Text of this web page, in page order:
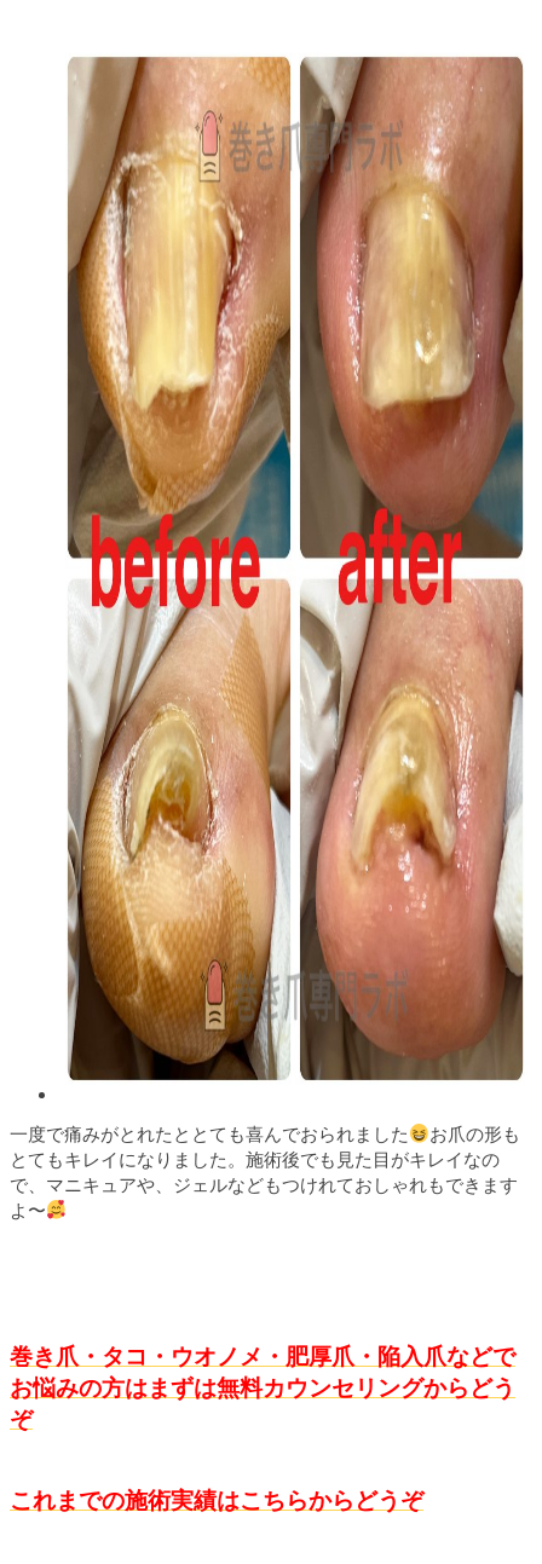
一度で痛みがとれたととても喜んでおられました
お爪の形も
とてもキレイになりました。施術後でも見た目がキレイなの
で、マニキュアや、ジェルなどもつけれておしゃれもできます
よ〜
巻き爪・タコ・ウオノメ・肥厚爪・陥入爪などで
お悩みの方はまずは無料カウンセリングからどう
ぞ
これまでの施術実績はこちらからどうぞ